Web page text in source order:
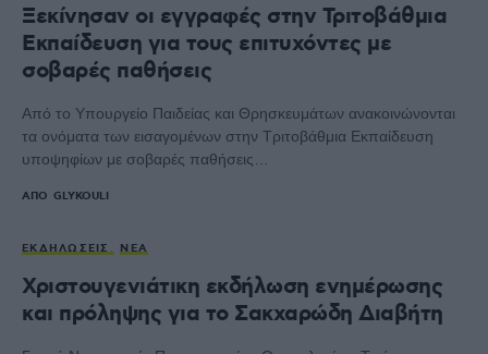
Ξεκίνησαν οι εγγραφές στην Τριτοβάθμια
Εκπαίδευση για τους επιτυχόντες με
σοβαρές παθήσεις
Από το Υπουργείο Παιδείας και Θρησκευμάτων ανακοινώνονται
τα ονόματα των εισαγομένων στην Τριτοβάθμια Εκπαίδευση
υποψηφίων με σοβαρές παθήσεις…
ΑΠΌ GLYKOULI
ΕΚΔΗΛΏΣΕΙΣ ΝΈΑ
Χριστουγενιάτικη εκδήλωση ενημέρωσης
και πρόληψης για το Σακχαρώδη Διαβήτη